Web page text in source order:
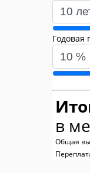
Годовая
в
Общая